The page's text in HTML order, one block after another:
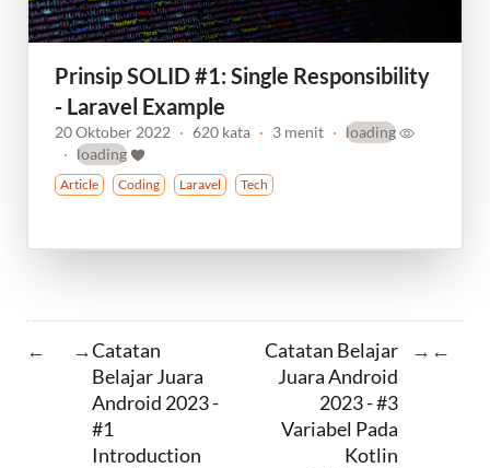
Prinsip SOLID #1: Single Responsibility
- Laravel Example
20 Oktober 2022 · 620 kata · 3 menit · loading
· loading
Article Coding Laravel Tech
← →Catatan
Belajar Juara
Android 2023 -
#1
Introduction
Catatan Belajar
Juara Android
2023 - #3
Variabel Pada
Kotlin
→ ←